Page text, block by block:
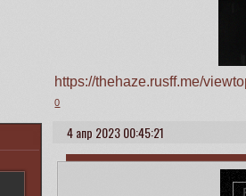
https://thehaze.rusff.me/
0
4 апр 2023 00:45:21